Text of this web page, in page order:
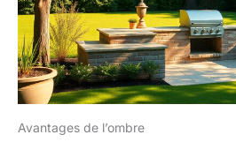
Avantages de l’ombre